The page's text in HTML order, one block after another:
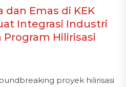
dan Emas di KEK
Integrasi Industri
Hilirisasi
proyek hilirisasi